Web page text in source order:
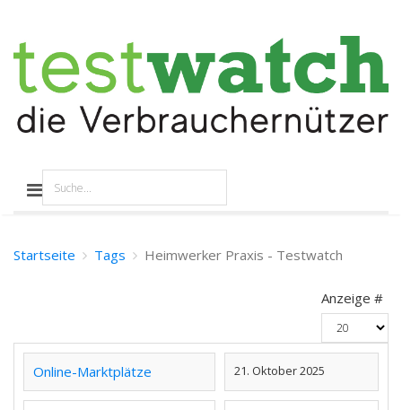
Startseite Tags Heimwerker Praxis - Testwatch
Anzeige #
Online-Marktplätze 21. Oktober 2025